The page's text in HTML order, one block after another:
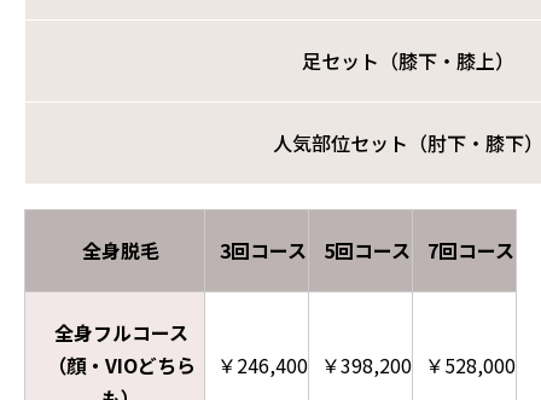
足セット（膝下・膝上）
人気部位セット（肘下・膝下
全身脱毛 3回コース 5回コース 7回コース
全身フルコース
（顔・VIOどちら
￥246,400 ￥398,200 ￥528,000